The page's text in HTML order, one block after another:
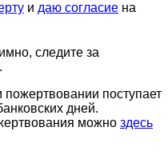
и даю согласие на
следите за
поступает
дней.
можно здесь